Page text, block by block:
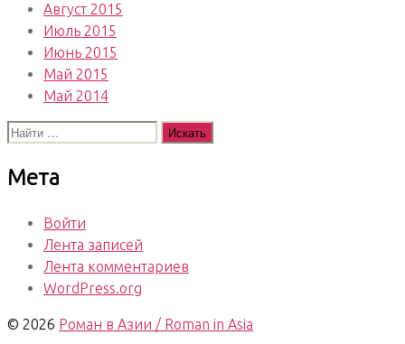
Август 2015
Июль 2015
Июнь 2015
Май 2015
Май 2014
Поиск:
Мета
Войти
Лента записей
Лента комментариев
WordPress.org
© 2026 Роман в Азии / Roman in Asia